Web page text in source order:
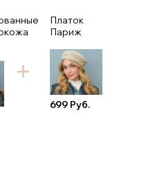
Платок
Париж
699 Руб.